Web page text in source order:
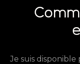
Je suis